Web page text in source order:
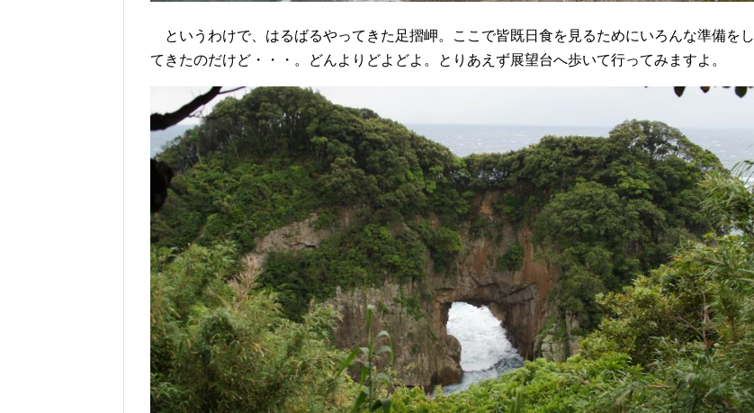
というわけで、はるばるやってきた足摺岬。ここで皆既日食を見るためにいろんな準備をし
てきたのだけど・・・。どんよりどよどよ。とりあえず展望台へ歩いて行ってみますよ。